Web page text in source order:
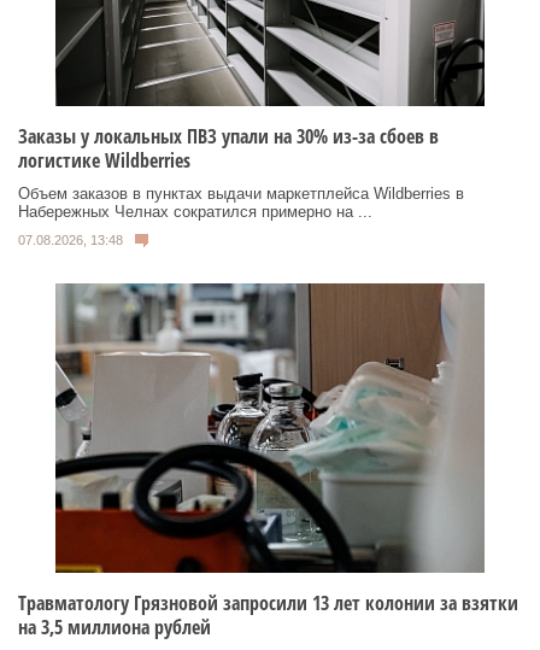
Заказы у локальных ПВЗ упали на 30% из-за сбоев в
логистике Wildberries
Объем заказов в пунктах выдачи маркетплейса Wildberries в
Набережных Челнах сократился примерно на ...
07.08.2026, 13:48
Травматологу Грязновой запросили 13 лет колонии за взятки
на 3,5 миллиона рублей